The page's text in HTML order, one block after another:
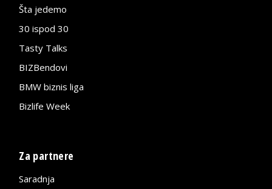
Šta jedemo
30 ispod 30
Tasty Talks
BIZBendovi
BMW biznis liga
Bizlife Week
Za partnere
Saradnja